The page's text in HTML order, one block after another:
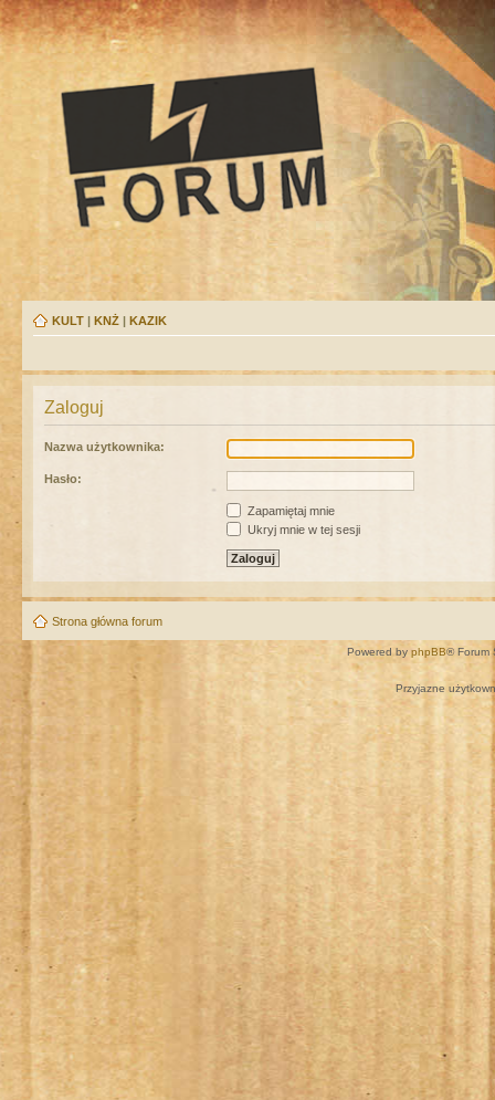
KULT | KNŻ | KAZIK
Zaloguj
Nazwa użytkownika:
Hasło:
Zapamiętaj mnie
Ukryj mnie w tej sesji
Strona główna forum
Powered by phpBB® Forum
Przyjazne